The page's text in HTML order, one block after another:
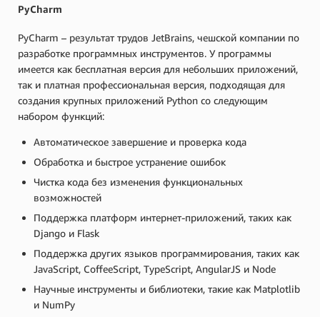
PyCharm
PyCharm – результат трудов JetBrains, чешской компании по
разработке программных инструментов. У программы
имеется как бесплатная версия для небольших приложений,
так и платная профессиональная версия, подходящая для
создания крупных приложений Python со следующим
набором функций:
Автоматическое завершение и проверка кода
Обработка и быстрое устранение ошибок
Чистка кода без изменения функциональных
возможностей
Поддержка платформ интернет-приложений, таких как
Django и Flask
Поддержка других языков программирования, таких как
JavaScript, CoffeeScript, TypeScript, AngularJS и Node
Научные инструменты и библиотеки, такие как Matplotlib
и NumPy